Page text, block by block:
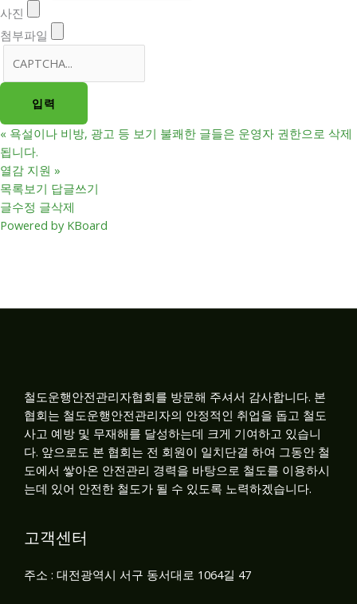
사진
첨부파일
« 욕설이나 비방, 광고 등 보기 불쾌한 글들은 운영자 권한으로 삭제
됩니다.
열감 지원 »
목록보기 답글쓰기
글수정 글삭제
Powered by KBoard
철도운행안전관리자협회를 방문해 주셔서 감사합니다. 본
협회는 철도운행안전관리자의 안정적인 취업을 돕고 철도
사고 예방 및 무재해를 달성하는데 크게 기여하고 있습니
다. 앞으로도 본 협회는 전 회원이 일치단결 하여 그동안 철
도에서 쌓아온 안전관리 경력을 바탕으로 철도를 이용하시
는데 있어 안전한 철도가 될 수 있도록 노력하겠습니다.
고객센터
주소 : 대전광역시 서구 동서대로 1064길 47